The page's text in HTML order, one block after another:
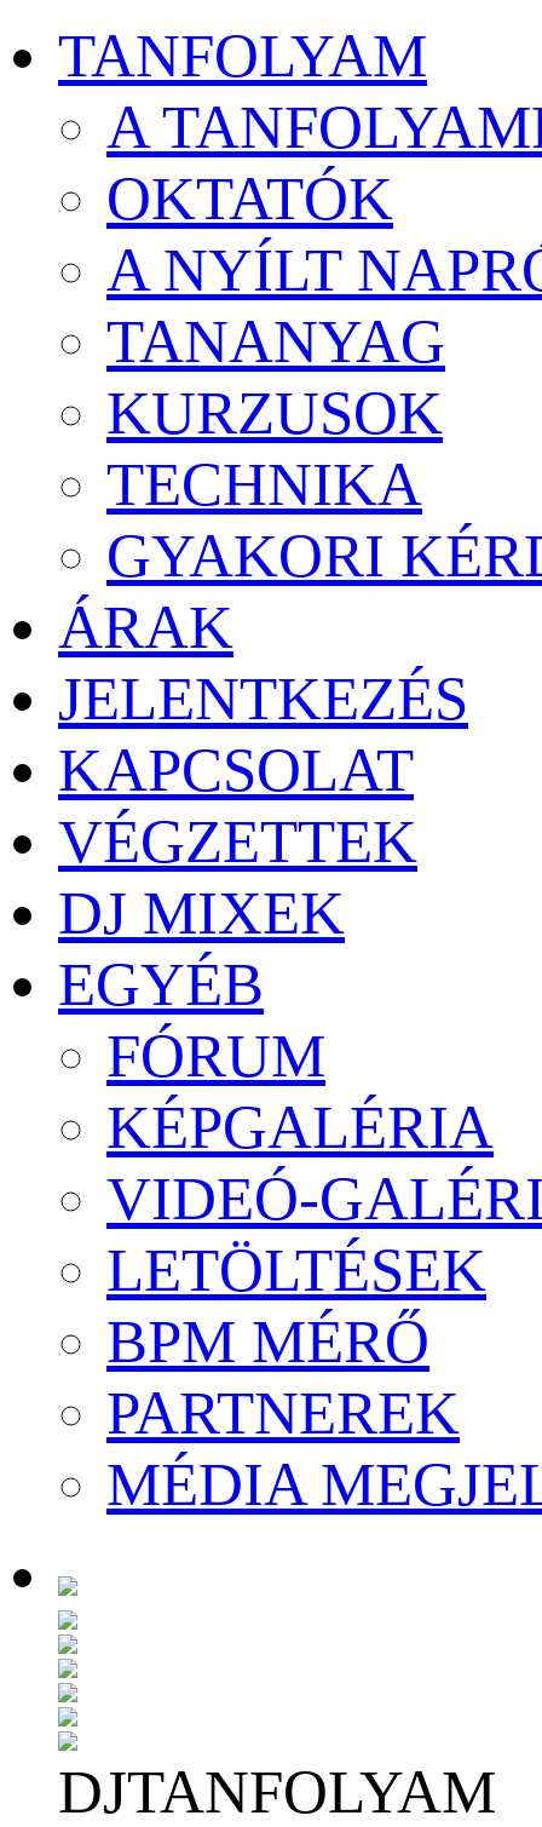
TANFOLYAM
A
OKTATÓK
A NYÍLT
TANANYAG
KURZUSOK
TECHNIKA
GYAKORI
ÁRAK
JELENTKEZÉS
KAPCSOLAT
VÉGZETTEK
DJ MIXEK
EGYÉB
FÓRUM
KÉPGALÉRIA
VIDEÓ-
LETÖLTÉSEK
BPM MÉRŐ
PARTNEREK
MÉDIA
DJTANFOLYAM